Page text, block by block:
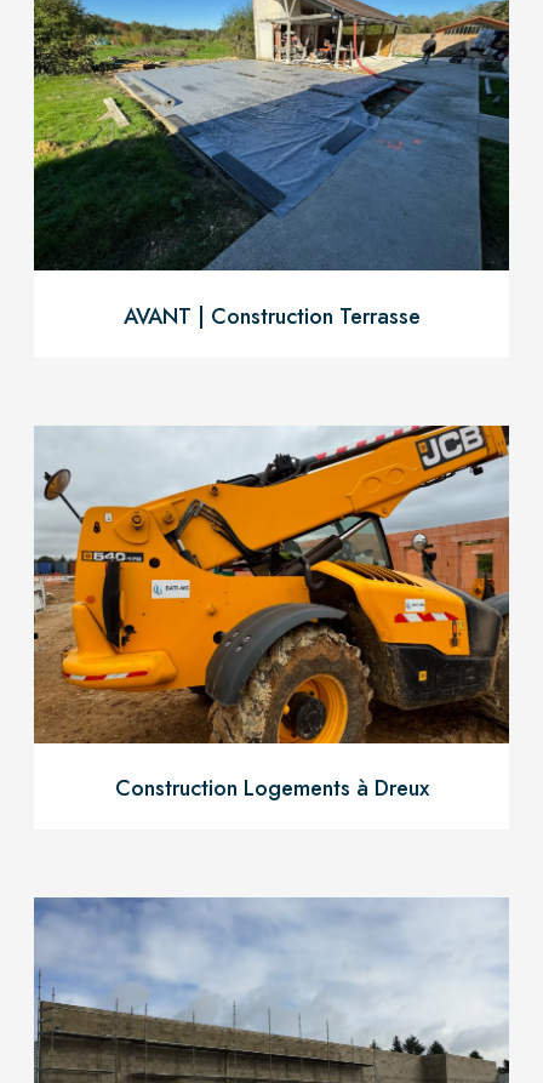
AVANT | Construction Terrasse
Construction Logements à Dreux